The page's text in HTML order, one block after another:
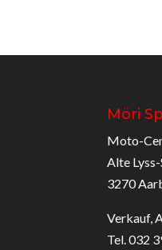
Möri
Moto-
Alte
3270
Verkauf,
Tel. 032